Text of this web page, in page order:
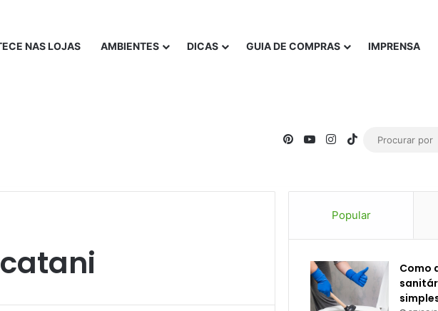
NAS LOJAS AMBIENTES DICAS GUIA DE COMPRAS IMPRENSA
PinterestYouTubeInstagram
TikTok
Popular
Como